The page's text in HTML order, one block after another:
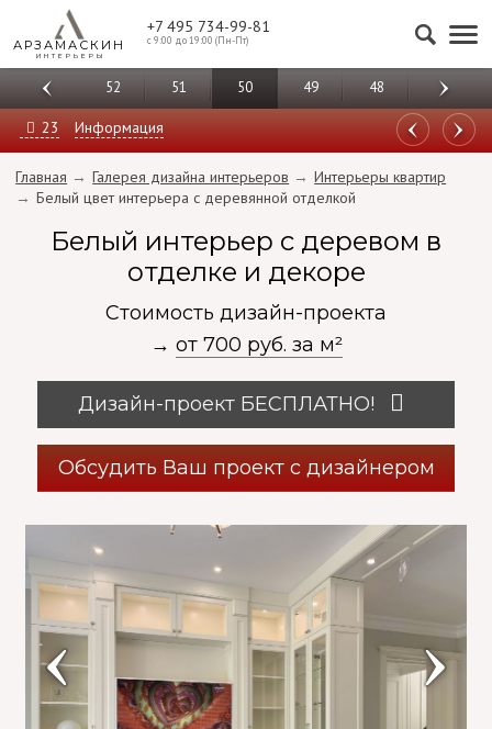
АРЗАМАСКИН
ИНТЕРЬЕРЫ
+7 495 734-99-81
с 9:00 до 19:00 (Пн-Пт)
53 52 51 50 49 48 47
23 Информация
Главная Галерея дизайна интерьеров
Интерьеры квартир
Белый цвет интерьера с деревянной отделкой
Белый интерьер с деревом в
отделке и декоре
Стоимость дизайн-проекта
→ от 700 руб. за м²
Дизайн-проект БЕСПЛАТНО!
Обсудить Ваш проект с дизайнером